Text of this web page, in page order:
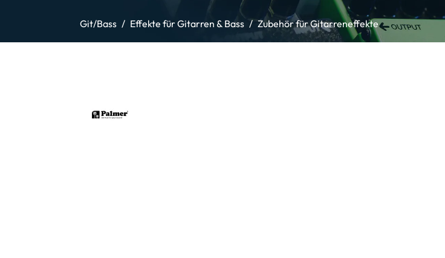
Git/Bass Effekte für Gitarren & Bass Zubehör für Gitarreneffekte